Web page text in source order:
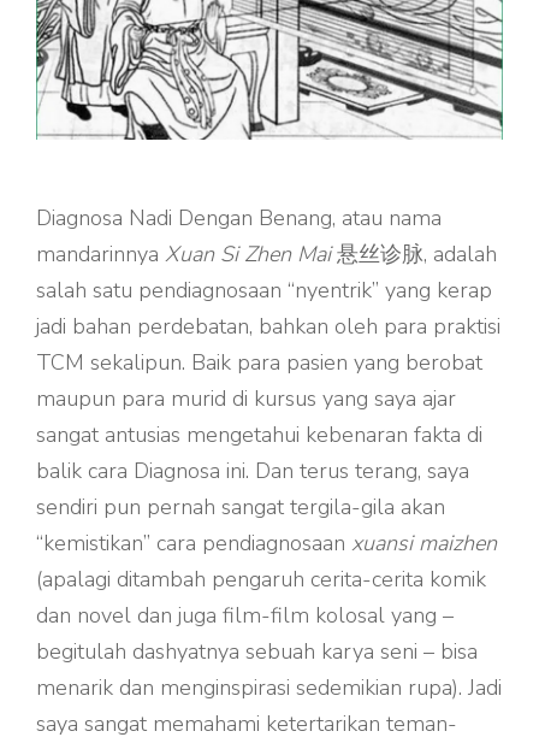
Diagnosa Nadi Dengan Benang, atau nama
mandarinnya Xuan Si Zhen Mai悬丝诊脉, adalah
salah satu pendiagnosaan “nyentrik” yang kerap
jadi bahan perdebatan, bahkan oleh para praktisi
TCM sekalipun. Baik para pasien yang berobat
maupun para murid di kursus yang saya ajar
sangat antusias mengetahui kebenaran fakta di
balik cara Diagnosa ini. Dan terus terang, saya
sendiri pun pernah sangat tergila-gila akan
“kemistikan” cara pendiagnosaan xuansi maizhen
(apalagi ditambah pengaruh cerita-cerita komik
dan novel dan juga film-film kolosal yang –
begitulah dashyatnya sebuah karya seni – bisa
menarik dan menginspirasi sedemikian rupa). Jadi
saya sangat memahami ketertarikan teman-